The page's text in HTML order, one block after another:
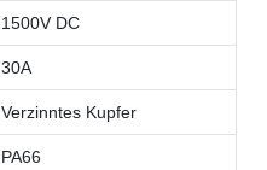
1500V DC
30A
Verzinntes Kupfer
PA66